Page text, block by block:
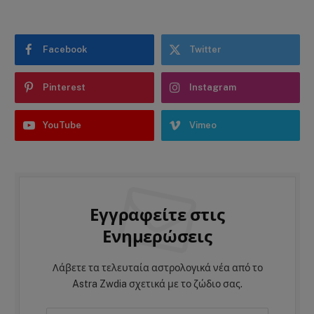
Facebook Twitter
Pinterest Instagram
YouTube Vimeo
Εγγραφείτε στις
Ενημερώσεις
Λάβετε τα τελευταία αστρολογικά νέα από το
Astra Zwdia σχετικά με το ζώδιο σας.